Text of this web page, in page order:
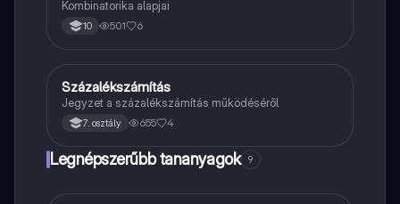
Kombinatorika alapjai
10 501 6
Matek
Százalékszámítás
Jegyzet a százalékszámítás működéséről
7. osztály 655 4
Legnépszerűbb tananyagok 9